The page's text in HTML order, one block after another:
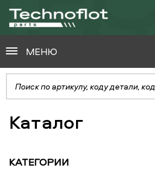
МЕНЮ
Каталог
КАТЕГОРИИ